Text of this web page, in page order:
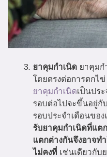
ยาคุมกำเนิด ยาคุมก
โดยตรงต่อการตกไข่
ยาคุมกำเนิดเป็นปร
รอบต่อไปจะขึ้นอยู่กั
รอบประจำเดือนของ
รับยาคุมกำเนิดที่แต
แตกต่างกันจึงอาจท
ไม่คงที่ เช่นเดียวกับ